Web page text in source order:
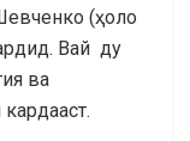
(ҳоло
Вай ду
ва